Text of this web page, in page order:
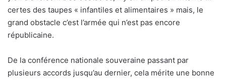
certes des taupes « infantiles et alimentaires » mais, le
grand obstacle c’est l’armée qui n’est pas encore
républicaine.
De la conférence nationale souveraine passant par
plusieurs accords jusqu’au dernier, cela mérite une bonne